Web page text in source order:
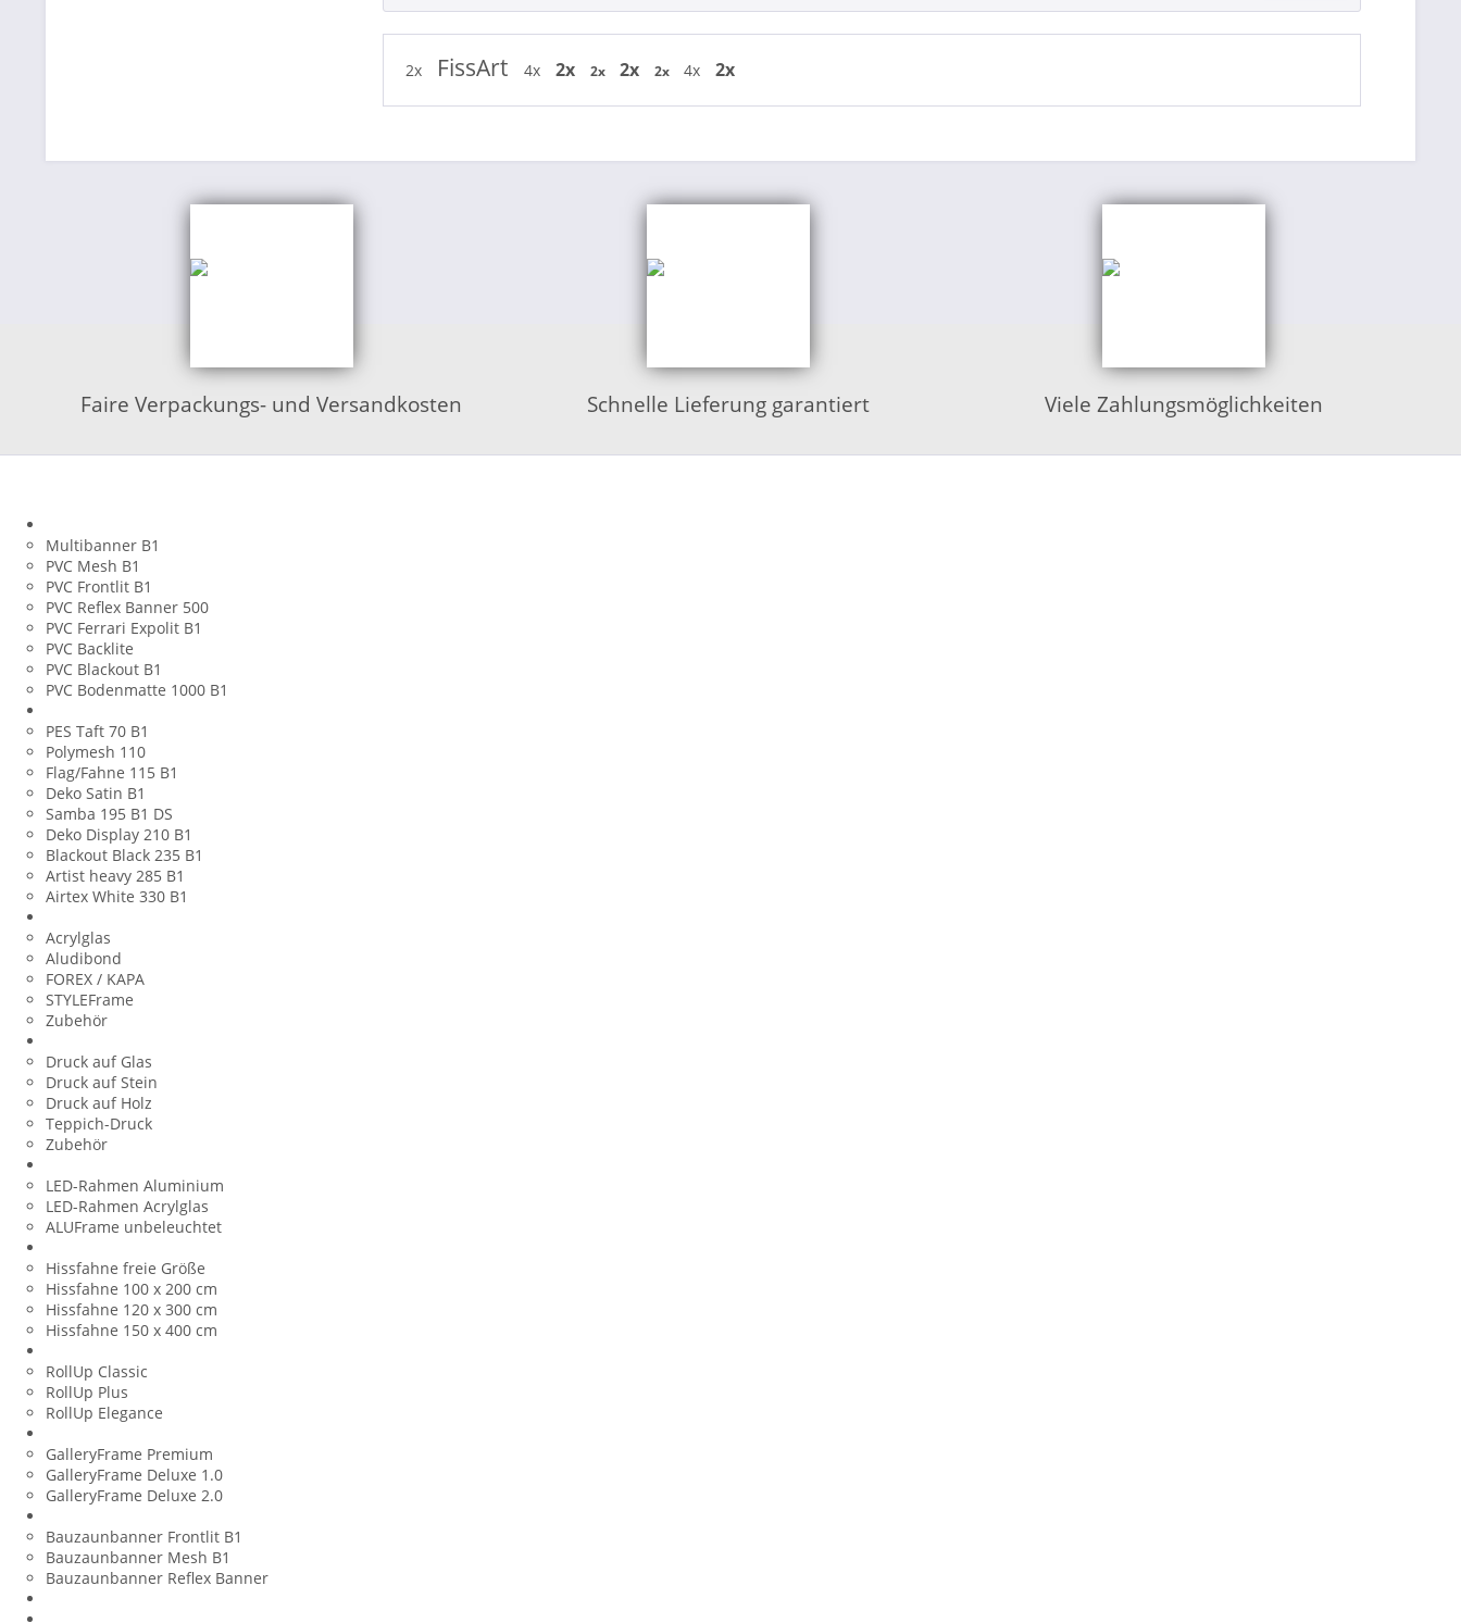
2x FissArt 4x 2x 2x 2x 2x 4x 2x
Faire Verpackungs- und Versandkosten Schnelle Lieferung garantiert Viele Zahlungsmöglichkeiten
Multibanner B1
PVC Mesh B1
PVC Frontlit B1
PVC Reflex Banner 500
PVC Ferrari Expolit B1
PVC Backlite
PVC Blackout B1
PVC Bodenmatte 1000 B1
PES Taft 70 B1
Polymesh 110
Flag/Fahne 115 B1
Deko Satin B1
Samba 195 B1 DS
Deko Display 210 B1
Blackout Black 235 B1
Artist heavy 285 B1
Airtex White 330 B1
Acrylglas
Aludibond
FOREX / KAPA
STYLEFrame
Zubehör
Druck auf Glas
Druck auf Stein
Druck auf Holz
Teppich-Druck
Zubehör
LED-Rahmen Aluminium
LED-Rahmen Acrylglas
ALUFrame unbeleuchtet
Hissfahne freie Größe
Hissfahne 100 x 200 cm
Hissfahne 120 x 300 cm
Hissfahne 150 x 400 cm
RollUp Classic
RollUp Plus
RollUp Elegance
GalleryFrame Premium
GalleryFrame Deluxe 1.0
GalleryFrame Deluxe 2.0
Bauzaunbanner Frontlit B1
Bauzaunbanner Mesh B1
Bauzaunbanner Reflex Banner